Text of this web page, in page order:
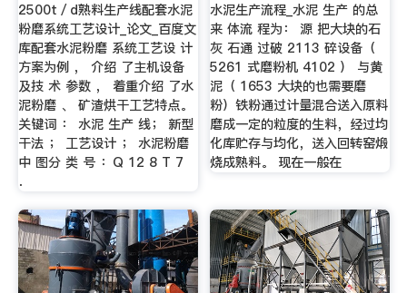
2500t／d熟料生产线配套水泥
粉磨系统工艺设计_论文_百度文
库配套水泥粉磨 系统工艺设 计
方案为例 ， 介绍 了主机设备
及技 术 参数 ， 着重介绍 了水
泥粉磨 、 矿渣烘干工艺特点。
关键词 ： 水泥 生产 线； 新型
干法 ； 工艺设计 ； 水泥粉磨
中 图分 类 号 ：Q 12 8 T 7
．
水泥生产流程_水泥 生产 的总
来 体流 程为： 源 把大块的石
灰 石通 过破 2113 碎设备（
5261 式磨粉机 4102 ） 与黄
泥（ 1653 大块的也需要磨
粉）铁粉通过计量混合送入原料
磨成一定的粒度的生料，经过均
化库贮存与均化，送入回转窑煅
烧成熟料。 现在一般在